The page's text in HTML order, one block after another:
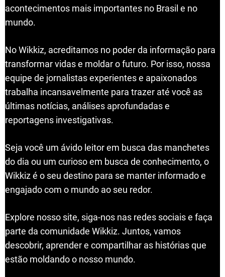
acontecimentos mais importantes no Brasil e no
mundo.
No Wikkiz, acreditamos no poder da informação para
transformar vidas e moldar o futuro. Por isso, nossa
equipe de jornalistas experientes e apaixonados
trabalha incansavelmente para trazer até você as
últimas notícias, análises aprofundadas e
reportagens investigativas.
Seja você um ávido leitor em busca das manchetes
do dia ou um curioso em busca de conhecimento, o
Wikkiz é o seu destino para se manter informado e
engajado com o mundo ao seu redor.
Explore nosso site, siga-nos nas redes sociais e faça
parte da comunidade Wikkiz. Juntos, vamos
descobrir, aprender e compartilhar as histórias que
estão moldando o nosso mundo.